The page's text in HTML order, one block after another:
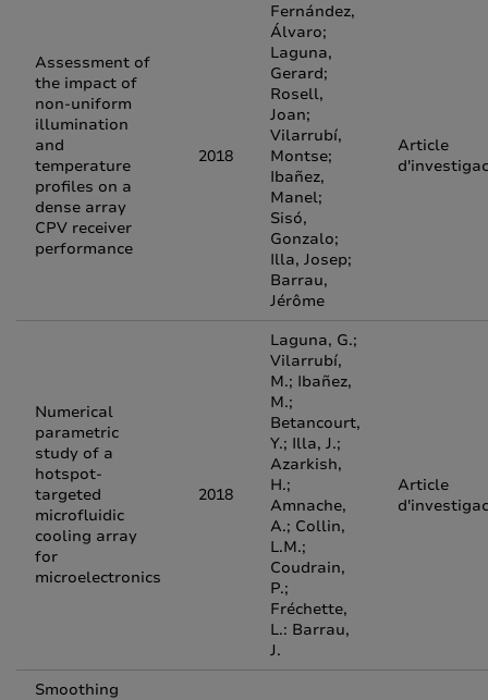
Assessment of
the impact of
non-uniform
illumination
and
temperature
profiles on a
dense array
CPV receiver
performance
2018
Fernández,
Álvaro;
Laguna,
Gerard;
Rosell,
Joan;
Vilarrubí,
Montse;
Ibañez,
Manel;
Sisó,
Gonzalo;
Illa, Josep;
Barrau,
Jérôme
Article
Numerical
parametric
study of a
hotspot-
targeted
microfluidic
cooling array
for
microelectronics
2018
Laguna, G.;
Vilarrubí,
M.; Ibañez,
M.;
Betancourt,
Y.; Illa, J.;
Azarkish,
H.;
Amnache,
A.; Collin,
L.M.;
Coudrain,
P.;
Fréchette,
L.: Barrau,
J.
Article
Smoothing